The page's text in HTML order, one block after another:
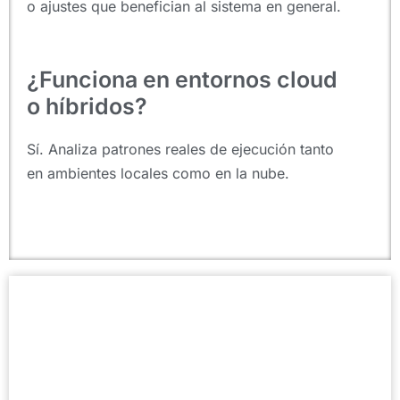
o ajustes que benefician al sistema en general.
¿Funciona en entornos cloud
o híbridos?
Sí. Analiza patrones reales de ejecución tanto
en ambientes locales como en la nube.